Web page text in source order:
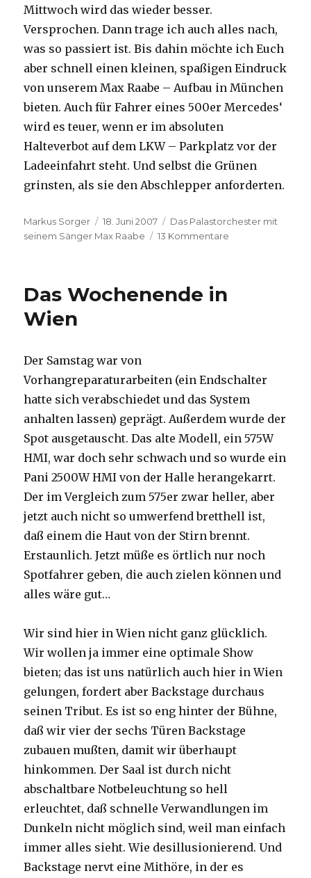
Mittwoch wird das wieder besser.
Versprochen. Dann trage ich auch alles nach,
was so passiert ist. Bis dahin möchte ich Euch
aber schnell einen kleinen, spaßigen Eindruck
von unserem Max Raabe – Aufbau in München
bieten. Auch für Fahrer eines 500er Mercedes‘
wird es teuer, wenn er im absoluten
Halteverbot auf dem LKW – Parkplatz vor der
Ladeeinfahrt steht. Und selbst die Grünen
grinsten, als sie den Abschlepper anforderten.
Autor
Markus Sorger
Veröffentlicht
am
18. Juni 2007 Kategorien
Das Palastorchester mit
seinem Sänger Max Raabe
13 Kommentare
Das Wochenende in
Wien
Der Samstag war von
Vorhangreparaturarbeiten (ein Endschalter
hatte sich verabschiedet und das System
anhalten lassen) geprägt. Außerdem wurde der
Spot ausgetauscht. Das alte Modell, ein 575W
HMI, war doch sehr schwach und so wurde ein
Pani 2500W HMI von der Halle herangekarrt.
Der im Vergleich zum 575er zwar heller, aber
jetzt auch nicht so umwerfend bretthell ist,
daß einem die Haut von der Stirn brennt.
Erstaunlich. Jetzt müße es örtlich nur noch
Spotfahrer geben, die auch zielen können und
alles wäre gut…
Wir sind hier in Wien nicht ganz glücklich.
Wir wollen ja immer eine optimale Show
bieten; das ist uns natürlich auch hier in Wien
gelungen, fordert aber Backstage durchaus
seinen Tribut. Es ist so eng hinter der Bühne,
daß wir vier der sechs Türen Backstage
zubauen mußten, damit wir überhaupt
hinkommen. Der Saal ist durch nicht
abschaltbare Notbeleuchtung so hell
erleuchtet, daß schnelle Verwandlungen im
Dunkeln nicht möglich sind, weil man einfach
immer alles sieht. Wie desillusionierend. Und
Backstage nervt eine Mithöre, in der es